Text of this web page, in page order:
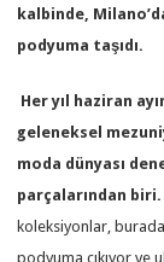
kalbinde,
podyuma taşıdı.
Her yıl haziran
geleneksel
moda dünyası
parçalarından biri.
koleksiyonlar,
podyuma çıkıyor ve